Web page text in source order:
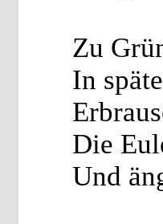
Zu
In
Die
Und